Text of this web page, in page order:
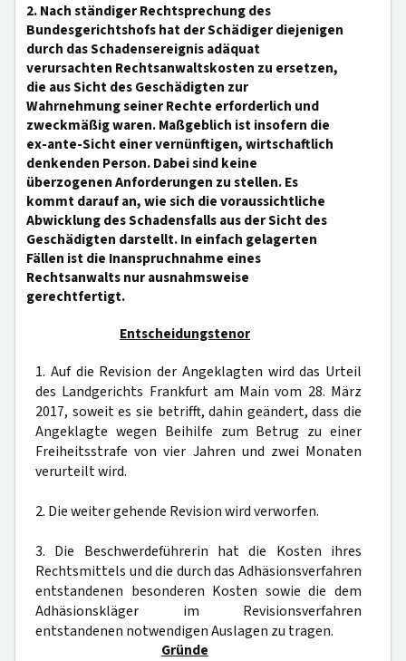
2. Nach ständiger Rechtsprechung des
Bundesgerichtshofs hat der Schädiger diejenigen
durch das Schadensereignis adäquat
verursachten Rechtsanwaltskosten zu ersetzen,
die aus Sicht des Geschädigten zur
Wahrnehmung seiner Rechte erforderlich und
zweckmäßig waren. Maßgeblich ist insofern die
ex-ante-Sicht einer vernünftigen, wirtschaftlich
denkenden Person. Dabei sind keine
überzogenen Anforderungen zu stellen. Es
kommt darauf an, wie sich die voraussichtliche
Abwicklung des Schadensfalls aus der Sicht des
Geschädigten darstellt. In einfach gelagerten
Fällen ist die Inanspruchnahme eines
Rechtsanwalts nur ausnahmsweise
gerechtfertigt.
Entscheidungstenor
1. Auf die Revision der Angeklagten wird das Urteil
des Landgerichts Frankfurt am Main vom 28. März
2017, soweit es sie betrifft, dahin geändert, dass die
Angeklagte wegen Beihilfe zum Betrug zu einer
Freiheitsstrafe von vier Jahren und zwei Monaten
verurteilt wird.
2. Die weiter gehende Revision wird verworfen.
3. Die Beschwerdeführerin hat die Kosten ihres
Rechtsmittels und die durch das Adhäsionsverfahren
entstandenen besonderen Kosten sowie die dem
Adhäsionskläger im Revisionsverfahren
entstandenen notwendigen Auslagen zu tragen.
Gründe